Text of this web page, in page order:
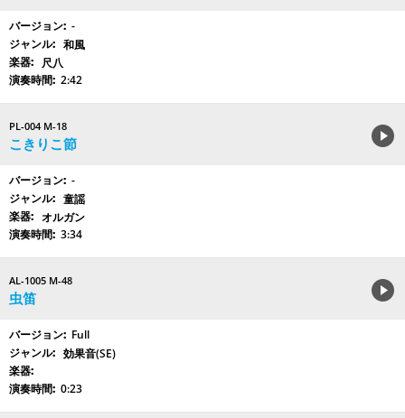
-
和風
尺八
2:42
PL-004 M-18
こきりこ節
-
童謡
オルガン
3:34
AL-1005 M-48
虫笛
Full
効果音(SE)
0:23